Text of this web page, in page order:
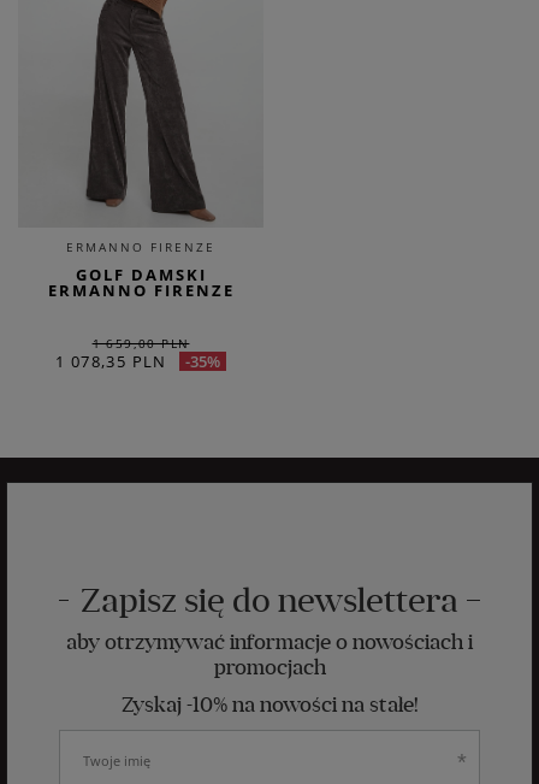
ERMANNO FIRENZE
GOLF DAMSKI
ERMANNO FIRENZE
1 659,00 PLN
1 078,35 PLN -35%
Zapisz się do newslettera
aby otrzymywać informacje o nowościach i
promocjach
Zyskaj -10% na nowości na stałe!